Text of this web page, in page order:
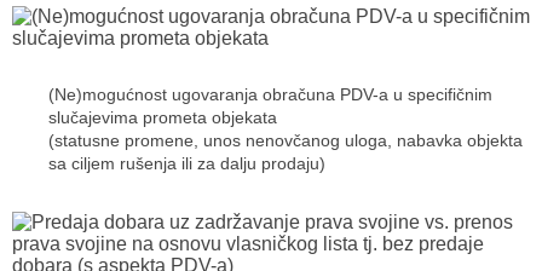
(Ne)mogućnost ugovaranja obračuna PDV-a u specifičnim
slučajevima prometa objekata
(statusne promene, unos nenovčanog uloga, nabavka objekta
sa ciljem rušenja ili za dalju prodaju)